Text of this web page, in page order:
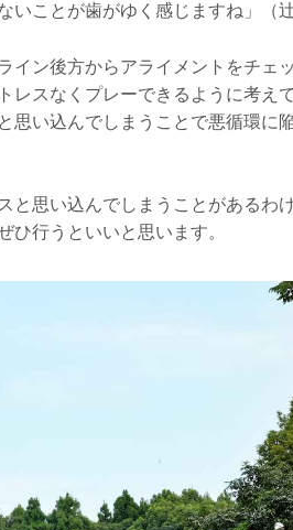
ことが歯がゆく感じますね」（辻
イン後方からアライメントをチェ
スなくプレーできるように考え
い込んでしまうことで悪循環に
と思い込んでしまうことがあるわ
ひ行うといいと思います。